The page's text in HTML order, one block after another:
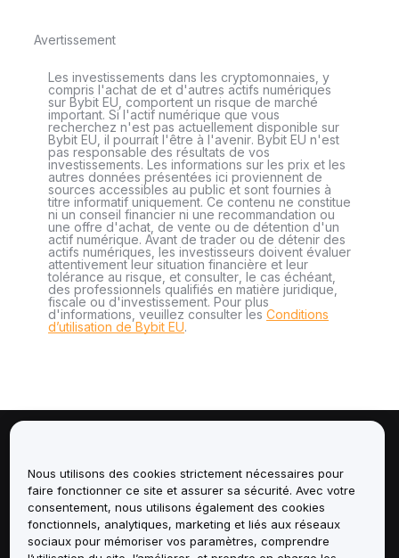
Avertissement
Les investissements dans les cryptomonnaies, y
compris l'achat de et d'autres actifs numériques
sur Bybit EU, comportent un risque de marché
important. Si l'actif numérique que vous
recherchez n'est pas actuellement disponible sur
Bybit EU, il pourrait l'être à l'avenir. Bybit EU n'est
pas responsable des résultats de vos
investissements. Les informations sur les prix et les
autres données présentées ici proviennent de
sources accessibles au public et sont fournies à
titre informatif uniquement. Ce contenu ne constitue
ni un conseil financier ni une recommandation ou
une offre d'achat, de vente ou de détention d'un
actif numérique. Avant de trader ou de détenir des
actifs numériques, les investisseurs doivent évaluer
attentivement leur situation financière et leur
tolérance au risque, et consulter, le cas échéant,
des professionnels qualifiés en matière juridique,
fiscale ou d'investissement. Pour plus
d'informations, veuillez consulter les Conditions
d’utilisation de Bybit EU.
Services
Assistance
Nous utilisons des cookies strictement nécessaires pour
faire fonctionner ce site et assurer sa sécurité. Avec votre
consentement, nous utilisons également des cookies
fonctionnels, analytiques, marketing et liés aux réseaux
sociaux pour mémoriser vos paramètres, comprendre